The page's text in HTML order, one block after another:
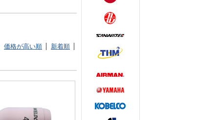
価格が高い順 新着順